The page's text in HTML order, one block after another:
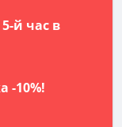
й час в
-10%!